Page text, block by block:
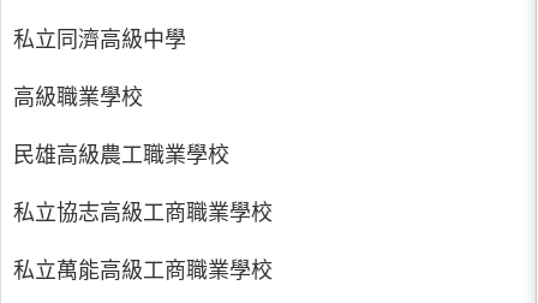
私立同濟高級中學
高級職業學校
民雄高級農工職業學校
私立協志高級工商職業學校
私立萬能高級工商職業學校